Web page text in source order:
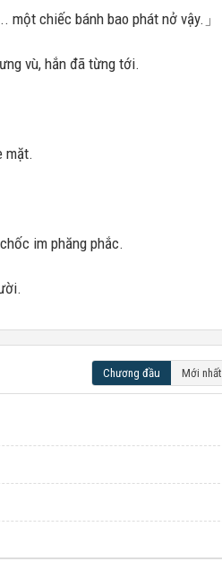
một chiếc bánh bao phát nở vậy.」
vù, hắn đã từng tới.
mặt.
im phăng phắc.
Chương đầu Mới nhất